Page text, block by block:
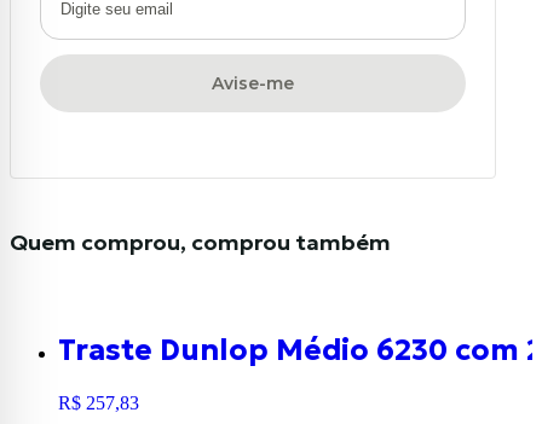
Avise-me
Quem comprou, comprou também
Traste Dunlop Médio 6230 com
R$ 257,83